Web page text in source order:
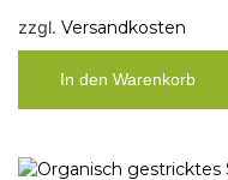
zzgl. Versandkosten
In den Warenkorb